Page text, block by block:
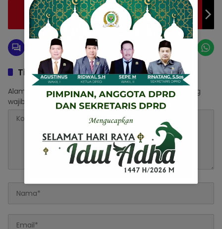
Dua Kuasa Hukum Minta JPU Jemput Paksa
Bos Tempat Hiburan Malam di Kota Ende
Tinggalkan Balasan
Alamat email Anda tidak akan dipublikasikan. Ruas yang
wajib ditandai*